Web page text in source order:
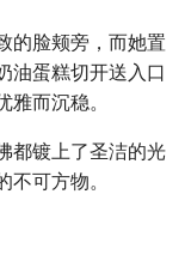
的脸颊旁，而她置
油蛋糕切开送入口
而沉稳。
都镀上了圣洁的光
可方物。